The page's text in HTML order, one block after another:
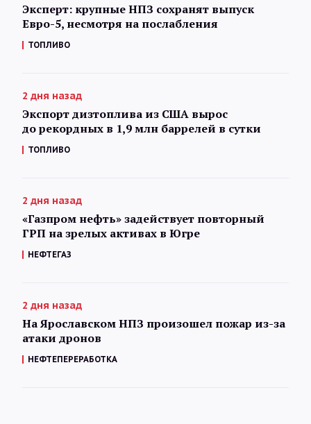
Эксперт: крупные НПЗ сохранят выпуск
Евро-5, несмотря на послабления
ТОПЛИВО
2 дня назад
Экспорт дизтоплива из США вырос
до рекордных в 1,9 млн баррелей в сутки
ТОПЛИВО
2 дня назад
«Газпром нефть» задействует повторный
ГРП на зрелых активах в Югре
НЕФТЕГАЗ
2 дня назад
На Ярославском НПЗ произошел пожар из-за
атаки дронов
НЕФТЕПЕРЕРАБОТКА